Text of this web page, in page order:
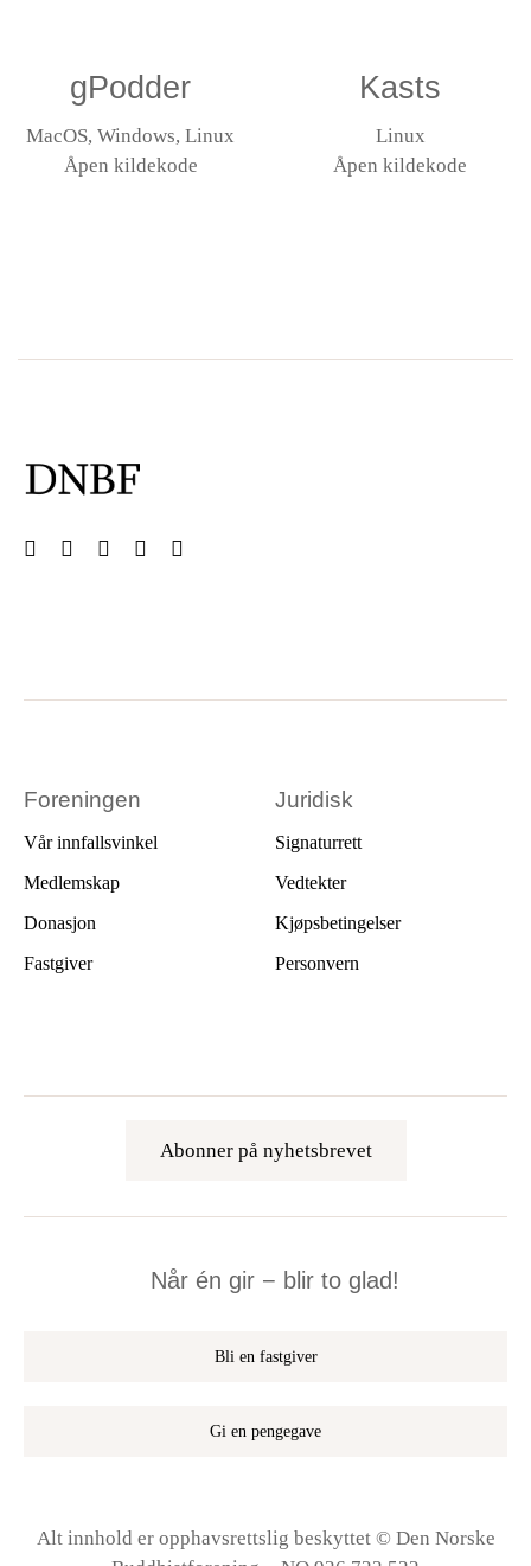
gPodder
MacOS, Windows, Linux
Åpen kildekode
Kasts
Linux
Åpen kildekode
Foreningen
Vår innfallsvinkel
Medlemskap
Donasjon
Fastgiver
Juridisk
Signaturrett
Vedtekter
Kjøpsbetingelser
Personvern
Abonner på nyhetsbrevet
Når én gir − blir to glad!
Bli en fastgiver
Gi en pengegave
Alt innhold er opphavsrettslig beskyttet © Den Norske